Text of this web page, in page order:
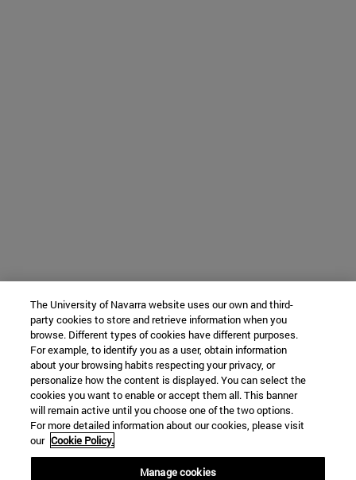
The University of Navarra website uses our own and third-
party cookies to store and retrieve information when you
browse. Different types of cookies have different purposes.
For example, to identify you as a user, obtain information
about your browsing habits respecting your privacy, or
personalize how the content is displayed. You can select the
cookies you want to enable or accept them all. This banner
will remain active until you choose one of the two options.
For more detailed information about our cookies, please visit
our Cookie Policy.
Manage cookies